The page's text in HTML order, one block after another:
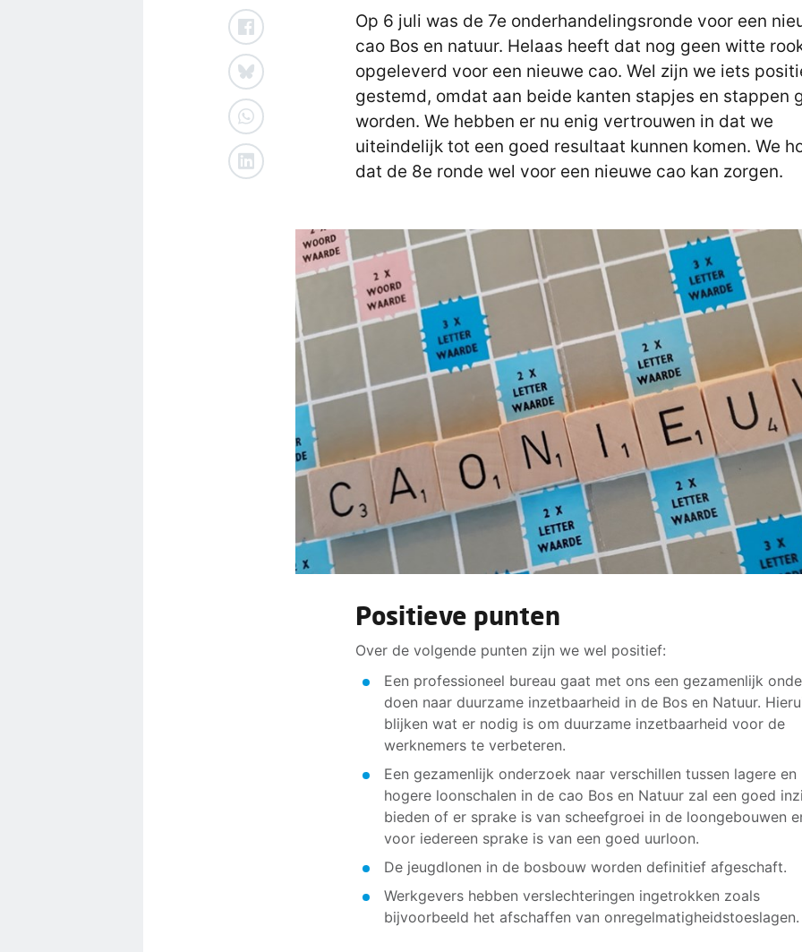
Op 6 juli was de 7e onderhandelingsronde voor een
cao Bos en natuur. Helaas heeft dat nog geen witte
opgeleverd voor een nieuwe cao. Wel zijn we iets
gestemd, omdat aan beide kanten stapjes en stappen
worden. We hebben er nu enig vertrouwen in dat we
uiteindelijk tot een goed resultaat kunnen komen. We
dat de 8e ronde wel voor een nieuwe cao kan zorgen.
Positieve punten
Over de volgende punten zijn we wel positief:
Een professioneel bureau gaat met ons een gezamenlijk
doen naar duurzame inzetbaarheid in de Bos en Natuur.
blijken wat er nodig is om duurzame inzetbaarheid voor de
werknemers te verbeteren.
Een gezamenlijk onderzoek naar verschillen tussen lagere en
hogere loonschalen in de cao Bos en Natuur zal een goed
bieden of er sprake is van scheefgroei in de loongebouwen
voor iedereen sprake is van een goed uurloon.
De jeugdlonen in de bosbouw worden definitief afgeschaft.
Werkgevers hebben verslechteringen ingetrokken zoals
bijvoorbeeld het afschaffen van onregelmatigheidstoeslagen.